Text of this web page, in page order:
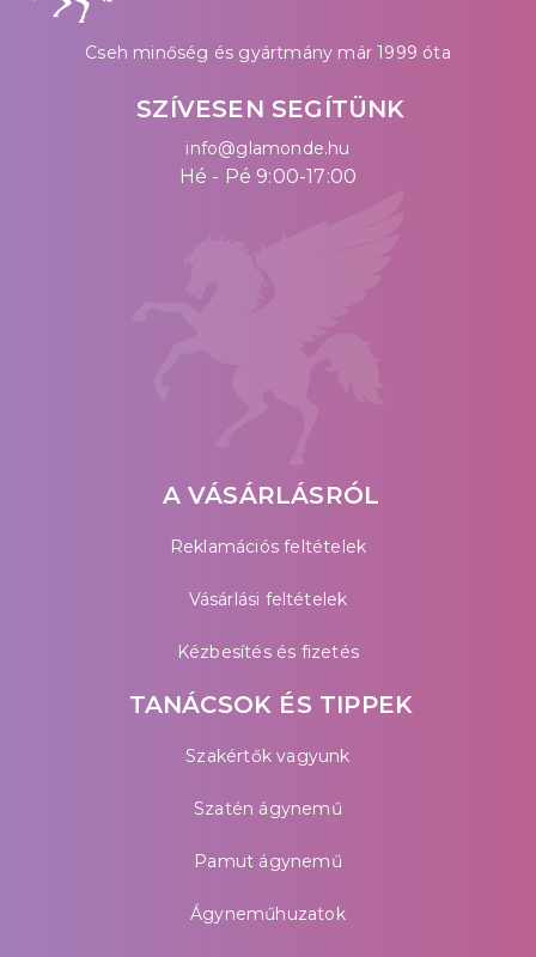
Cseh minőség és gyártmány már 1999 óta
SZÍVESEN SEGÍTÜNK
info@glamonde.hu
Hé - Pé 9:00-17:00
A VÁSÁRLÁSRÓL
Reklamációs feltételek
Vásárlási feltételek
Kézbesítés és fizetés
TANÁCSOK ÉS TIPPEK
Szakértők vagyunk
Szatén ágynemű
Pamut ágynemű
Ágyneműhuzatok